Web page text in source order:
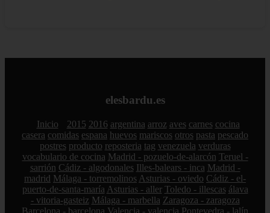
elesbardu.es
Inicio 2015 2016 argentina arroz aves carnes cocina
casera comidas espana huevos mariscos otros pasta pescado
postres producto reposteria tag venezuela verduras
vocabulario de cocina Madrid - pozuelo-de-alarcón Teruel -
sarrión Cádiz - algodonales Illes-balears - inca Madrid -
madrid Málaga - torremolinos Asturias - oviedo Cádiz - el-
puerto-de-santa-maría Asturias - aller Toledo - illescas álava
- vitoria-gasteiz Málaga - marbella Zaragoza - zaragoza
Barcelona - barcelona Valencia - valencia Pontevedra - lalín